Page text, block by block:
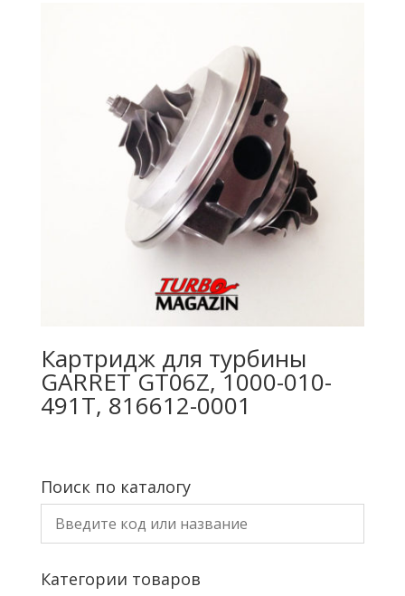
Картридж для турбины
GARRET GT06Z, 1000-010-
491T, 816612-0001
Поиск по каталогу
Категории товаров